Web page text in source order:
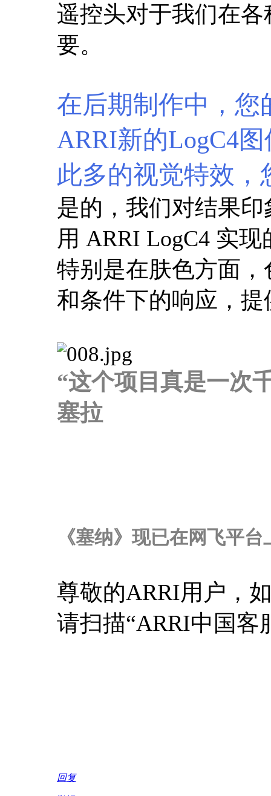
遥控头对于我们在
要。
在后期制作中，您
ARRI新的LogC4
此多的视觉特效
是的，我们对结果
用 ARRI LogC4 实
特别是在肤色方面
和条件下的响应，
“这个项目真是一次
塞拉
《塞纳》现已在网飞平台
尊敬的ARRI用户，
请扫描“ARRI中国客
回复